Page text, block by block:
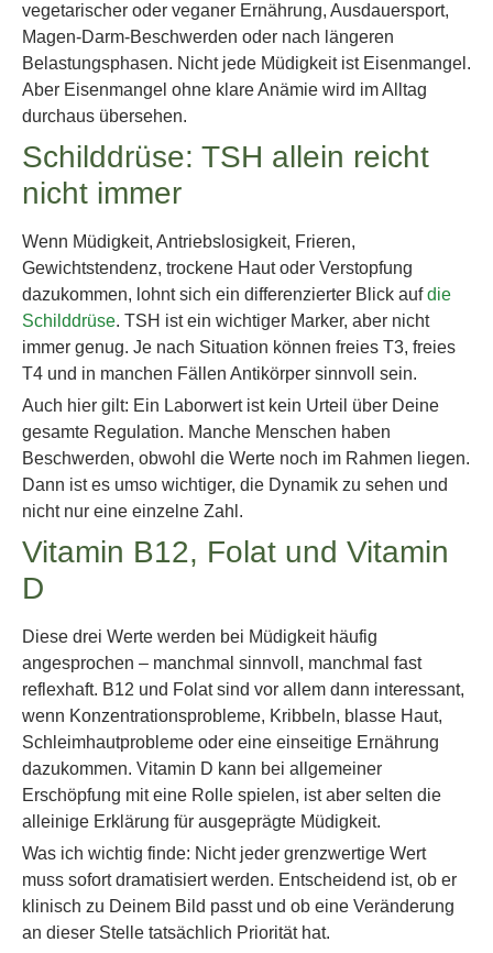
vegetarischer oder veganer Ernährung, Ausdauersport,
Magen-Darm-Beschwerden oder nach längeren
Belastungsphasen. Nicht jede Müdigkeit ist Eisenmangel.
Aber Eisenmangel ohne klare Anämie wird im Alltag
durchaus übersehen.
Schilddrüse: TSH allein reicht
nicht immer
Wenn Müdigkeit, Antriebslosigkeit, Frieren,
Gewichtstendenz, trockene Haut oder Verstopfung
dazukommen, lohnt sich ein differenzierter Blick aufdie
Schilddrüse. TSH ist ein wichtiger Marker, aber nicht
immer genug. Je nach Situation können freies T3, freies
T4 und in manchen Fällen Antikörper sinnvoll sein.
Auch hier gilt: Ein Laborwert ist kein Urteil über Deine
gesamte Regulation. Manche Menschen haben
Beschwerden, obwohl die Werte noch im Rahmen liegen.
Dann ist es umso wichtiger, die Dynamik zu sehen und
nicht nur eine einzelne Zahl.
Vitamin B12, Folat und Vitamin
D
Diese drei Werte werden bei Müdigkeit häufig
angesprochen – manchmal sinnvoll, manchmal fast
reflexhaft. B12 und Folat sind vor allem dann interessant,
wenn Konzentrationsprobleme, Kribbeln, blasse Haut,
Schleimhautprobleme oder eine einseitige Ernährung
dazukommen. Vitamin D kann bei allgemeiner
Erschöpfung mit eine Rolle spielen, ist aber selten die
alleinige Erklärung für ausgeprägte Müdigkeit.
Was ich wichtig finde: Nicht jeder grenzwertige Wert
muss sofort dramatisiert werden. Entscheidend ist, ob er
klinisch zu Deinem Bild passt und ob eine Veränderung
an dieser Stelle tatsächlich Priorität hat.